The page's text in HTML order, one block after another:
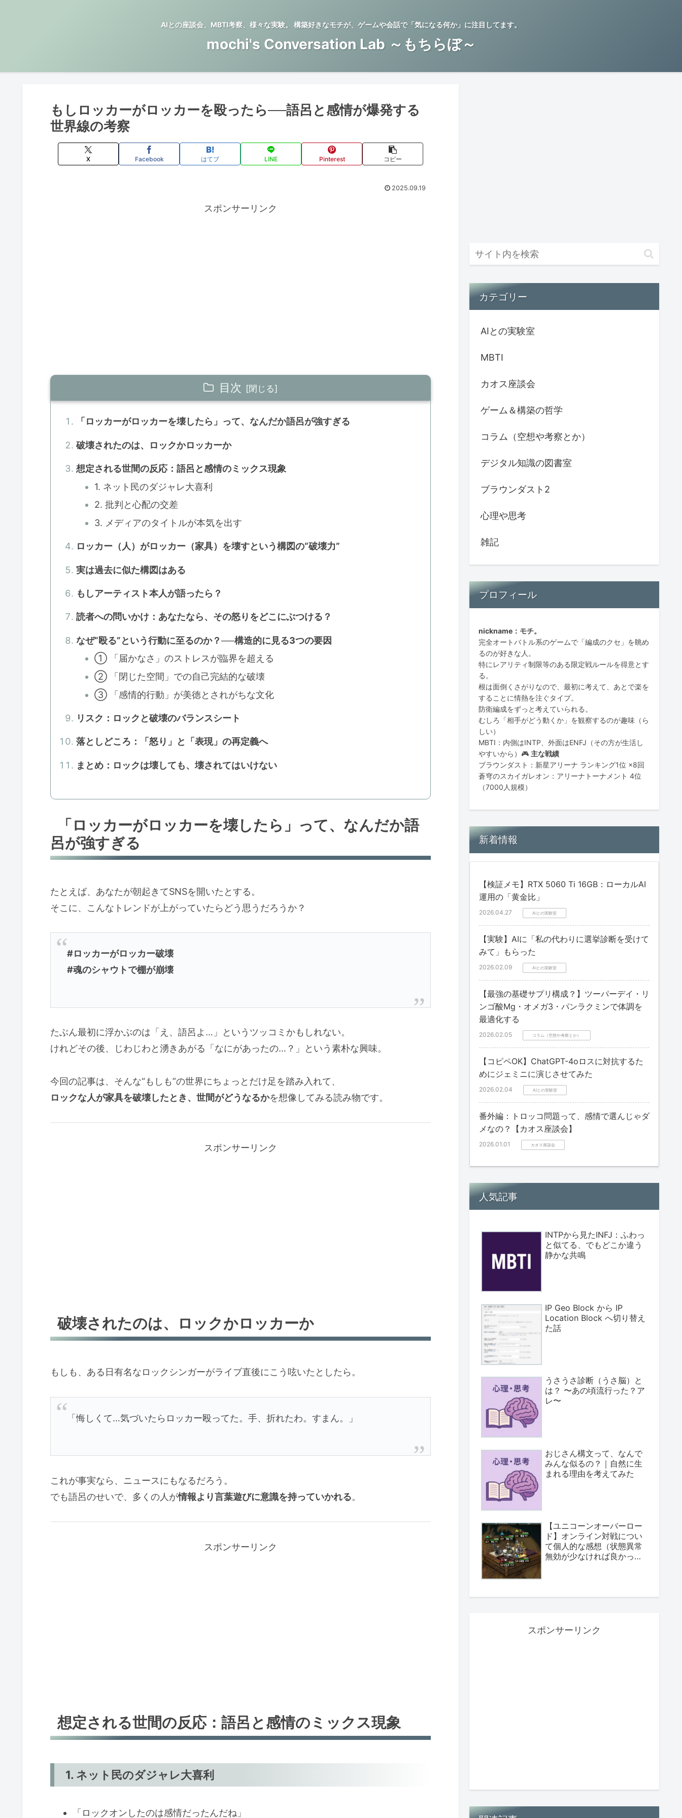
AIとの座談会、MBTI考察、様々な実験。 構築好きなモチが、ゲームや会話で「気になる何か」に注目してます。
mochi's Conversation Lab ～もちらぼ～
もしロッカーがロッカーを殴ったら──語呂と感情が爆発する
世界線の考察
X Facebook はてブ LINE Pinterest コピー
2025.09.19
スポンサーリンク
目次
「ロッカーがロッカーを壊したら」って、なんだか語呂が強すぎる
破壊されたのは、ロックかロッカーか
想定される世間の反応：語呂と感情のミックス現象
1. ネット民のダジャレ大喜利
2. 批判と心配の交差
3. メディアのタイトルが本気を出す
ロッカー（人）がロッカー（家具）を壊すという構図の“破壊力”
実は過去に似た構図はある
もしアーティスト本人が語ったら？
読者への問いかけ：あなたなら、その怒りをどこにぶつける？
なぜ“殴る”という行動に至るのか？──構造的に見る3つの要因
① 「届かなさ」のストレスが臨界を超える
② 「閉じた空間」での自己完結的な破壊
③ 「感情的行動」が美徳とされがちな文化
リスク：ロックと破壊のバランスシート
落としどころ：「怒り」と「表現」の再定義へ
まとめ：ロックは壊しても、壊されてはいけない
「ロッカーがロッカーを壊したら」って、なんだか語
呂が強すぎる
たとえば、あなたが朝起きてSNSを開いたとする。
そこに、こんなトレンドが上がっていたらどう思うだろうか？
#ロッカーがロッカー破壊
#魂のシャウトで棚が崩壊
たぶん最初に浮かぶのは「え、語呂よ…」というツッコミかもしれない。
けれどその後、じわじわと湧きあがる「なにがあったの…？」という素朴な興味。
今回の記事は、そんな“もしも”の世界にちょっとだけ足を踏み入れて、
ロックな人が家具を破壊したとき、世間がどうなるかを想像してみる読み物です。
スポンサーリンク
破壊されたのは、ロックかロッカーか
もしも、ある日有名なロックシンガーがライブ直後にこう呟いたとしたら。
「悔しくて…気づいたらロッカー殴ってた。手、折れたわ。すまん。」
これが事実なら、ニュースにもなるだろう。
でも語呂のせいで、多くの人が情報より言葉遊びに意識を持っていかれる。
スポンサーリンク
想定される世間の反応：語呂と感情のミックス現象
1. ネット民のダジャレ大喜利
「ロックオンしたのは感情だったんだね」
カテゴリー
AIとの実験室
MBTI
カオス座談会
ゲーム＆構築の哲学
コラム（空想や考察とか）
デジタル知識の図書室
ブラウンダスト2
心理や思考
雑記
プロフィール
nickname：モチ。
完全オートバトル系のゲームで「編成のクセ」を眺め
るのが好きな人。
特にレアリティ制限等のある限定戦ルールを得意とす
る。
根は面倒くさがりなので、最初に考えて、あとで楽を
することに情熱を注ぐタイプ。
防衛編成をずっと考えていられる。
むしろ「相手がどう動くか」を観察するのが趣味（ら
しい）
MBTI：内側はINTP、外面はENFJ（その方が生活し
やすいから）🎮 主な戦績
ブラウンダスト：新星アリーナ ランキング1位 ×8回
蒼穹のスカイガレオン：アリーナトーナメント 4位
（7000人規模）
新着情報
【検証メモ】RTX 5060 Ti 16GB：ローカルAI
運用の「黄金比」
2026.04.27 AIとの実験室
【実験】AIに「私の代わりに選挙診断を受けて
みて」もらった
2026.02.09 AIとの実験室
【最強の基礎サプリ構成？】ツーパーデイ・リ
ンゴ酸Mg・オメガ3・パンラクミンで体調を
最適化する
2026.02.05 コラム（空想や考察とか）
【コピペOK】ChatGPT-4oロスに対抗するた
めにジェミニに演じさせてみた
2026.02.04 AIとの実験室
番外編：トロッコ問題って、感情で選んじゃダ
メなの？【カオス座談会】
2026.01.01 カオス座談会
人気記事
INTPから見たINFJ：ふわっ
と似てる、でもどこか違う
静かな共鳴
IP Geo Block から IP
Location Block へ切り替え
た話
うさうさ診断（うさ脳）と
は？ 〜あの頃流行った？ア
レ〜
おじさん構文って、なんで
みんな似るの？｜自然に生
まれる理由を考えてみた
【ユニコーンオーバーロー
ド】オンライン対戦につい
て個人的な感想（状態異常
無効が少なければ良かっ
スポンサーリンク